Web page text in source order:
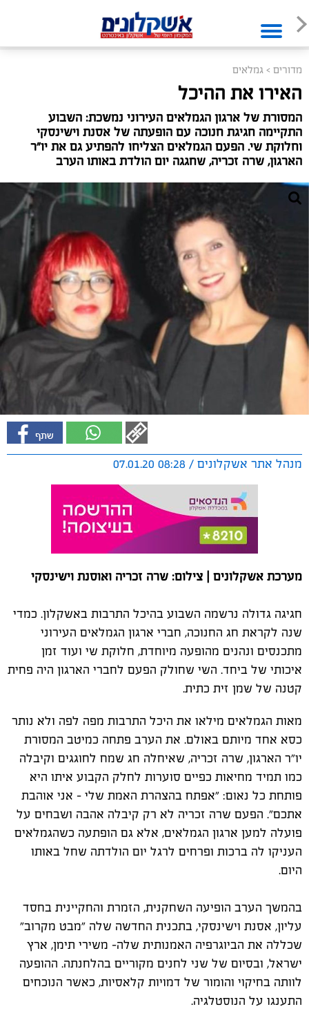
מדורים > גמלאים
האירו את ההיכל
המסורת של ארגון הגמלאים העירוני נמשכת: השבוע
התקיימה חגיגת חנוכה עם הופעתה של אסנת וישינסקי
וחלוקת שי. הפעם הגמלאים הצליחו להפתיע גם את יו"ר
הארגון, שרה זכריה, שחגגה יום הולדת באותו הערב
מנהל אתר אשקלונים / 08:28 07.01.20
מערכת אשקלונים | צילום: שרה זכריה ואוסנת וישינסקי
חגיגה גדולה נרשמה השבוע בהיכל התרבות באשקלון. כמדי
שנה לקראת חג החנוכה, חברי ארגון הגמלאים העירוני
מתכנסים ונהנים מהופעה מיוחדת, חלוקת שי ועוד זמן
איכותי של ביחד. השי שחולק הפעם לחברי הארגון היה פחית
קטנה של שמן זית כתית.
מאות הגמלאים מילאו את היכל התרבות מפה לפה ולא נותר
כסא אחד מיותם באולם. את הערב פתחה כמיטב המסורת
יו"ר הארגון, שרה זכריה, שאיחלה חג שמח לחוגגים וקיבלה
כמו תמיד מחיאות כפיים סוערות לחלק הקבוע איתו היא
פותחת כל נאום: "אפתח בהצהרת האמת שלי - אני אוהבת
אתכם". הפעם שרה זכריה לא רק קיבלה אהבה ושבחים על
פועלה למען ארגון הגמלאים, אלא גם הופתעה כשהגמלאים
העניקו לה ברכות ופרחים לרגל יום הולדתה שחל באותו
היום.
בהמשך הערב הופיעה השחקנית, הזמרת והחקיינית בחסד
עליון, אסנת וישינסקי, בתכנית החדשה שלה "מבט מקרוב"
שכללה את הביוגרפיה האמנותית שלה- משירי תימן, ארץ
ישראל, ובסיום של שני לחנים מקוריים בהלחנתה. ההופעה
לוותה בחיקוי והומור של דמויות קלאסיות, כאשר הנוכחים
התענגו על הנוסטלגיה.